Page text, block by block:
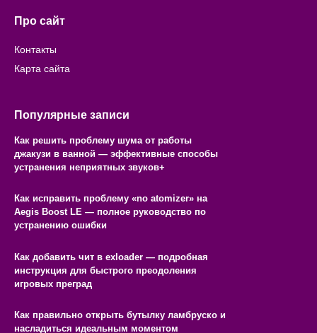
Про сайт
Контакты
Карта сайта
Популярные записи
Как решить проблему шума от работы
джакузи в ванной — эффективные способы
устранения неприятных звуков+
Как исправить проблему «no atomizer» на
Aegis Boost LE — полное руководство по
устранению ошибки
Как добавить чит в exloader — подробная
инструкция для быстрого преодоления
игровых преград
Как правильно открыть бутылку ламбруско и
насладиться идеальным моментом